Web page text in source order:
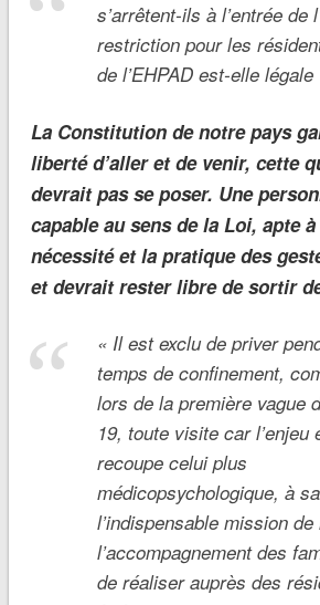
s’arrêtent-ils à l’entrée de
restriction pour les
de l’EHPAD est-elle
La Constitution de notre pays
liberté d’aller et de venir, cette
devrait pas se poser. Une
capable au sens de la Loi, apte
nécessité et la pratique des
et devrait rester libre de sortir
« Il est exclu de priver
temps de confinement,
lors de la première vague
19, toute visite car l’enjeu
recoupe celui plus
médicopsychologique, à
l’indispensable mission
l’accompagnement des
de réaliser auprès des